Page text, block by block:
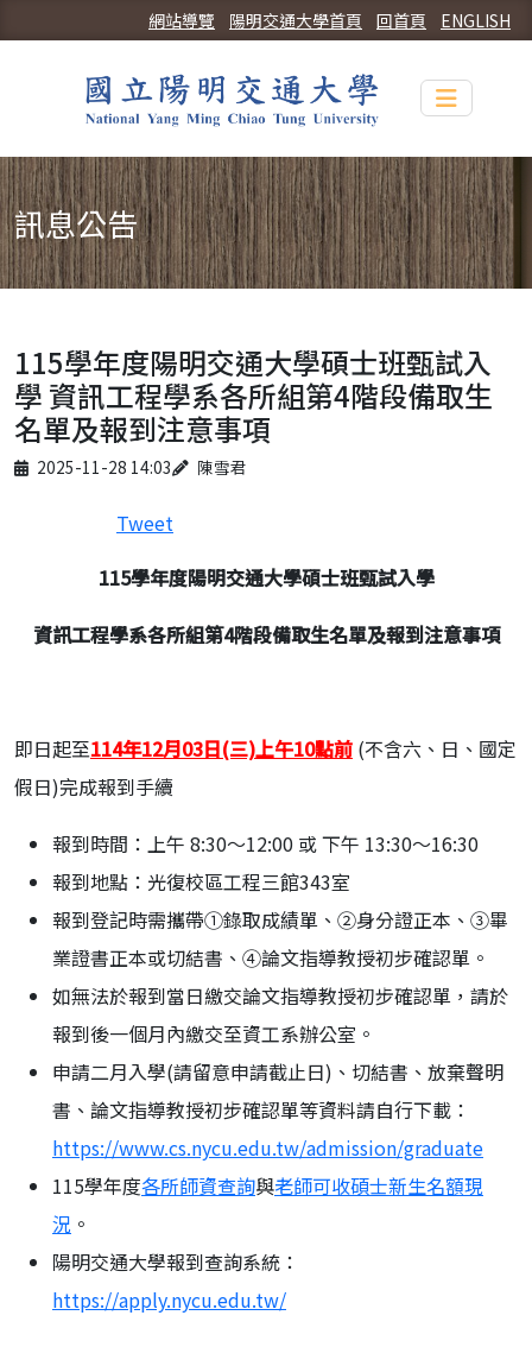
ENGLISH
回首頁
陽明交通大學首頁
網站導覽
Toggle
訊息公告
115學年度陽明交通大學碩士班甄試入
學 資訊工程學系各所組第4階段備取生
名單及報到注意事項
Published on
2025-11-28 14:03
Author 陳雪君
Tweet
115學年度陽明交通大學碩士班甄試入學
資訊工程學系各所組第4階段備取生名單及報到注意事項
即日起至114年12月03日(三)上午10點前 (不含六、日、國定
假日)完成報到手續
報到時間：上午 8:30～12:00 或 下午 13:30～16:30
報到地點：光復校區工程三館343室
報到登記時需攜帶①錄取成績單、②身分證正本、③畢
業證書正本或切結書、④論文指導教授初步確認單。
如無法於報到當日繳交論文指導教授初步確認單，請於
報到後一個月內繳交至資工系辦公室。
申請二月入學(請留意申請截止日)、切結書、放棄聲明
書、論文指導教授初步確認單等資料請自行下載：
https://www.cs.nycu.edu.tw/admission/graduate
115學年度各所師資查詢與老師可收碩士新生名額現
況 。
陽明交通大學報到查詢系統：
https://apply.nycu.edu.tw/